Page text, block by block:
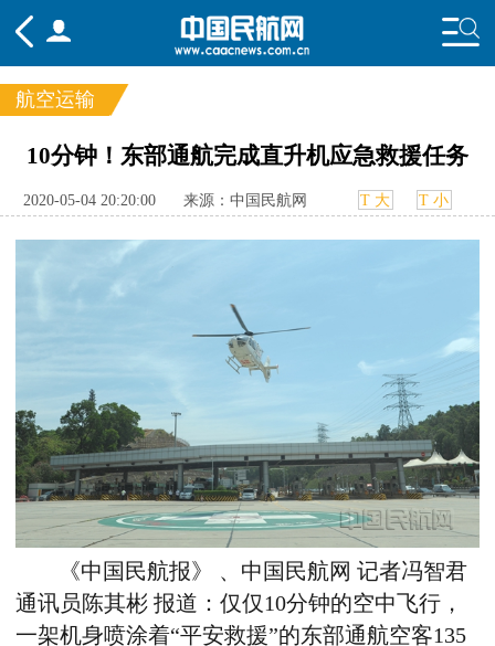
频道
国内 国际
行业
航空运输
10分钟！东部通航完成直升机应急救援任务
2020-05-04 20:20:00 来源：中国民航网 T 大 T 小
《中国民航报》 、中国民航网 记者冯智君
通讯员陈其彬 报道：仅仅10分钟的空中飞行，
一架机身喷涂着“平安救援”的东部通航空客135